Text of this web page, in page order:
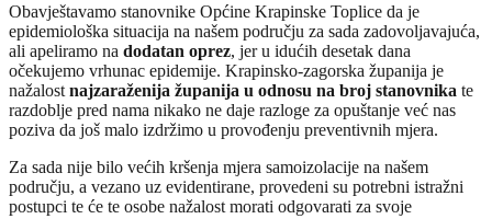
Obavještavamo stanovnike Općine Krapinske Toplice da je
epidemiološka situacija na našem području za sada zadovoljavajuća,
ali apeliramo na dodatan oprez, jer u idućih desetak dana
očekujemo vrhunac epidemije. Krapinsko-zagorska županija je
nažalost najzaraženija županija u odnosu na broj stanovnika te
razdoblje pred nama nikako ne daje razloge za opuštanje već nas
poziva da još malo izdržimo u provođenju preventivnih mjera.
Za sada nije bilo većih kršenja mjera samoizolacije na našem
području, a vezano uz evidentirane, provedeni su potrebni istražni
postupci te će te osobe nažalost morati odgovarati za svoje